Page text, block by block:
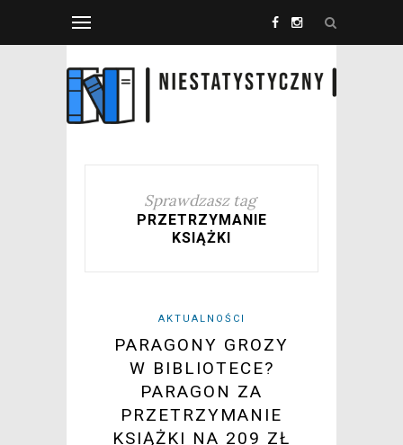
Sprawdzasz tag
PRZETRZYMANIE
KSIĄŻKI
AKTUALNOŚCI
PARAGONY GROZY
W BIBLIOTECE?
PARAGON ZA
PRZETRZYMANIE
KSIĄŻKI NA 209 ZŁ